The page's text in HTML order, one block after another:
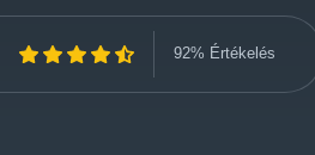
92% Értékelés